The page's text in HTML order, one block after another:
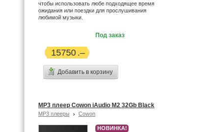
чтобы использовать любе подходящее время
ожидания или поездки для прослушивания
любимой музыки.
Под заказ
15750
Добавить в корзину
MP3 плеер Cowon iAudio M2 32Gb Black
MP3 плееры Cowon
НОВИНКА!